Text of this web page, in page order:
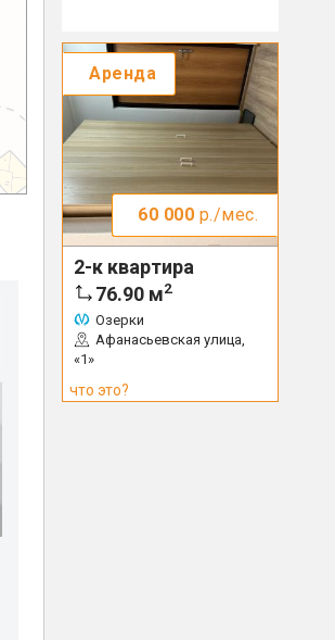
Аренда
60 000 р./мес.
2-к квартира
76.90 м2
Озерки
Афанасьевская улица,
«1»
что это?